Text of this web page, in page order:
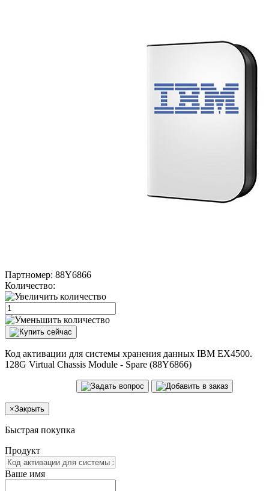
Партномер: 88Y6866
Количество:
Код активации для системы хранения данных IBM EX4500.
128G Virtual Chassis Module - Spare (88Y6866)
×Закрыть
Быстрая покупка
Продукт
Ваше имя